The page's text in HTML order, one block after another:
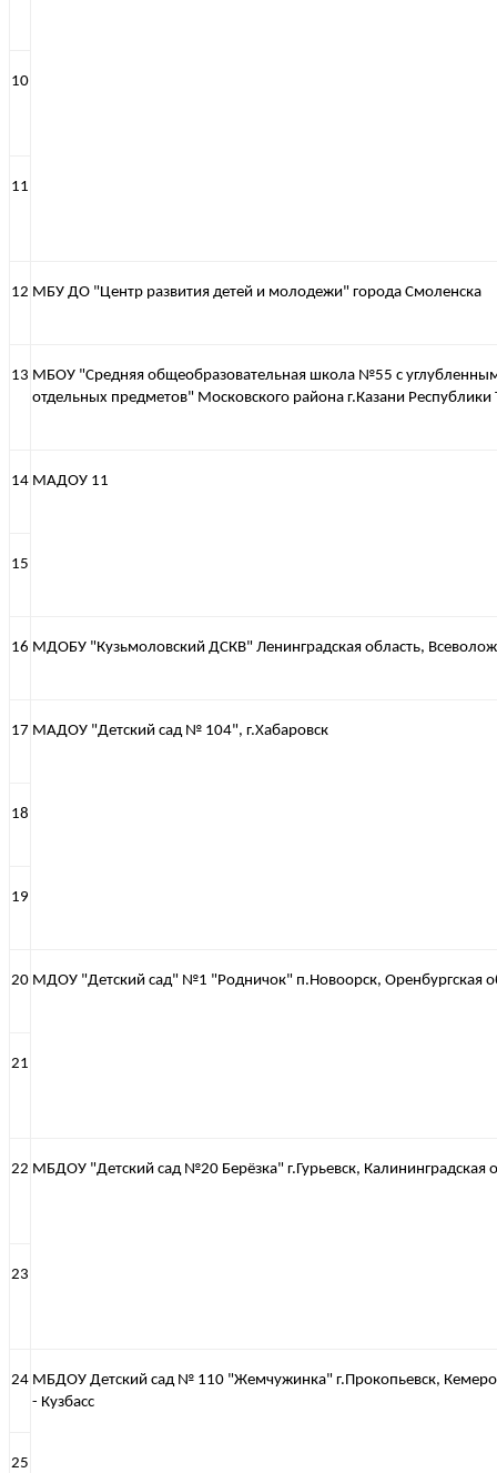
10
11
12 МБУ ДО "Центр развития детей и молодежи" города Смоленска
13 МБОУ "Средняя общеобразовательная школа №55 с
отдельных предметов" Московского района г.Казани Республики
14 МАДОУ 11
15
16 МДОБУ "Кузьмоловский ДСКВ" Ленинградская область,
17 МАДОУ "Детский сад № 104", г.Хабаровск
18
19
20 МДОУ "Детский сад" №1 "Родничок" п.Новоорск, Оренбургская
21
22 МБДОУ "Детский сад №20 Берёзка" г.Гурьевск, Калининградская
23
24 МБДОУ Детский сад № 110 "Жемчужинка" г.Прокопьевск,
- Кузбасс
25